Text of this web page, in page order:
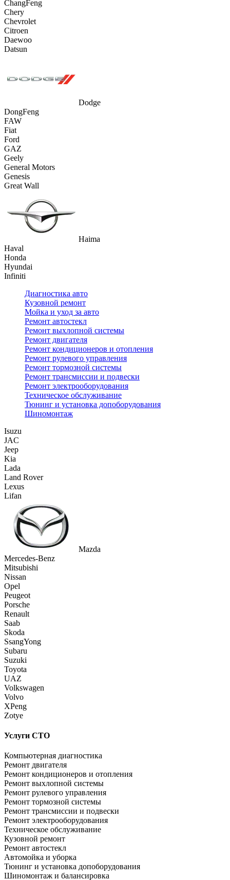
ChangFeng
Chery
Chevrolet
Citroen
Daewoo
Datsun
Dodge
DongFeng
FAW
Fiat
Ford
GAZ
Geely
General Motors
Genesis
Great Wall
Haima
Haval
Honda
Hyundai
Infiniti
Диагностика авто
Кузовной ремонт
Мойка и уход за авто
Ремонт автостекл
Ремонт выхлопной системы
Ремонт двигателя
Ремонт кондиционеров и отопления
Ремонт рулевого управления
Ремонт тормозной системы
Ремонт трансмиссии и подвески
Ремонт электрооборудования
Техническое обслуживание
Тюнинг и установка допоборудования
Шиномонтаж
Isuzu
JAC
Jeep
Kia
Lada
Land Rover
Lexus
Lifan
Mazda
Mercedes-Benz
Mitsubishi
Nissan
Opel
Peugeot
Porsche
Renault
Saab
Skoda
SsangYong
Subaru
Suzuki
Toyota
UAZ
Volkswagen
Volvo
XPeng
Zotye
Услуги СТО
Компьютерная диагностика
Ремонт двигателя
Ремонт кондиционеров и отопления
Ремонт выхлопной системы
Ремонт рулевого управления
Ремонт тормозной системы
Ремонт трансмиссии и подвески
Ремонт электрооборудования
Техническое обслуживание
Кузовной ремонт
Ремонт автостекл
Автомойка и уборка
Тюнинг и установка допоборудования
Шиномонтаж и балансировка